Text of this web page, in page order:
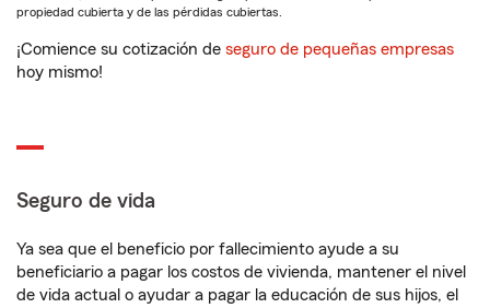
propiedad cubierta y de las pérdidas cubiertas.
¡Comience su cotización de seguro de pequeñas empresas
hoy mismo!
Seguro de vida
Ya sea que el beneficio por fallecimiento ayude a su
beneficiario a pagar los costos de vivienda, mantener el nivel
de vida actual o ayudar a pagar la educación de sus hijos, el